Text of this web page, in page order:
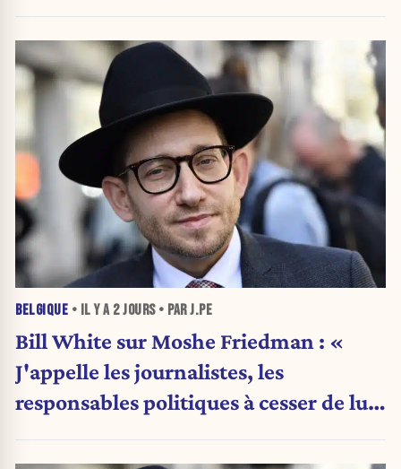
BELGIQUE • IL Y A 2 JOURS• PAR J.PE
Bill White sur Moshe Friedman : «
J'appelle les journalistes, les
responsables politiques à cesser de lui